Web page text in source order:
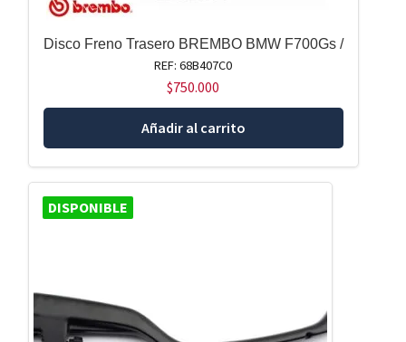
Disco Freno Trasero BREMBO BMW F700Gs /
REF: 68B407C0
$750.000
Añadir al carrito
DISPONIBLE